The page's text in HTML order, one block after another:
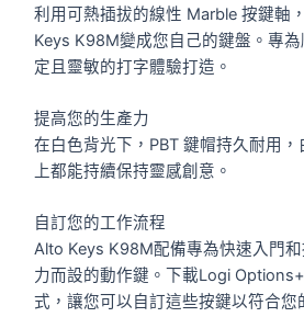
利用可熱插拔的線性 Marble 按鍵軸
Keys K98M變成您自己的鍵盤。專
定且靈敏的打字體驗打造。
提高您的生產力
在白色背光下，PBT 鍵帽持久耐用，
上都能持續保持靈感創意。
自訂您的工作流程
Alto Keys K98M配備專為快速入門
力而設的動作鍵。下載Logi
式，讓您可以自訂這些按鍵以符合您